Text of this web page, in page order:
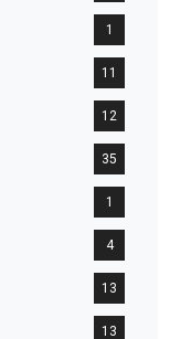
1
11
12
35
1
4
13
13